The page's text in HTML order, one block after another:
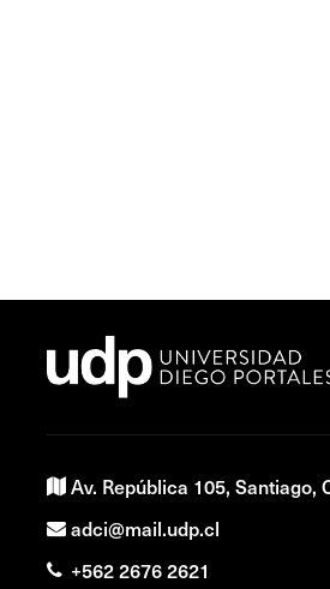
Av. República 105, Santiago,
adci@mail.udp.cl
+562 2676 2621